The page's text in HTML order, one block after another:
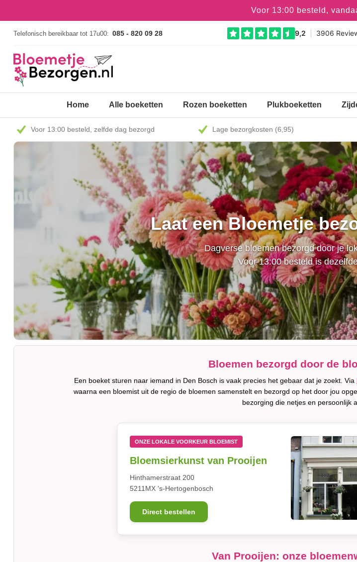
Voor 13:00 besteld,
Telefonisch bereikbaar tot 17u00: 085 - 820 09 28
Home Alle boeketten Rozen boeketten Plukboeketten
Voor 13:00 besteld, zelfde dag bezorgd Lage bezorgkosten (6,95)
Laat een Bloemetje
Dagverse bloemen bezorgd door je
Voor 13:00 besteld is
Bloemen bezorgd door de
Een boeket sturen naar iemand in Den Bosch is vaak precies het gebaar dat je zoekt. Via
waarna een bloemist uit de regio de bloemen samenstelt en bezorgd op het door jou
bezorging die netjes en persoonlijk
ONZE LOKALE VOORKEUR BLOEMIST
Bloemsierkunst van Prooijen
Hinthamerstraat 200
5211MX 's-Hertogenbosch
Direct bestellen
Van Prooijen: onze